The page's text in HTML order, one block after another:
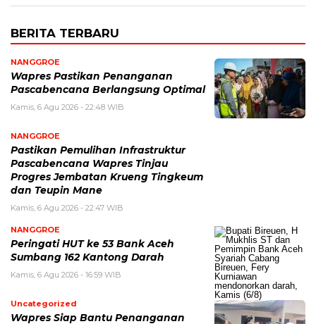
BERITA TERBARU
NANGGROE
Wapres Pastikan Penanganan
Pascabencana Berlangsung Optimal
Kamis, 6 Agu 2026 - 22:48 WIB
NANGGROE
Pastikan Pemulihan Infrastruktur
Pascabencana Wapres Tinjau
Progres Jembatan Krueng Tingkeum
dan Teupin Mane
Kamis, 6 Agu 2026 - 22:47 WIB
NANGGROE
Peringati HUT ke 53 Bank Aceh
Sumbang 162 Kantong Darah
Kamis, 6 Agu 2026 - 16:59 WIB
Uncategorized
Wapres Siap Bantu Penanganan